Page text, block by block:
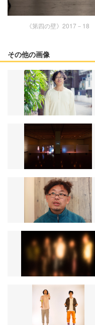
《第四の壁》2017－
その他の画像